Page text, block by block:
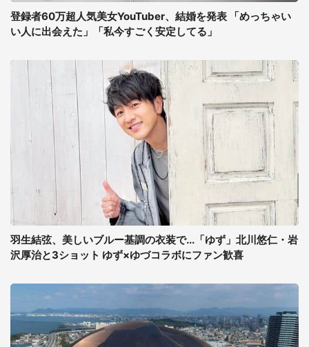
登録者60万超人気美女YouTuber、結婚を発表 「めっちゃい
い人に出会えた」「私今すごく安定してる」
羽生結弦、美しいブルー基調の衣装で...「ゆず」北川悠仁・岩
沢厚治と3ショット ゆず×ゆづコラボにファン歓喜